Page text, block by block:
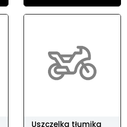
Uszczelka tłumika